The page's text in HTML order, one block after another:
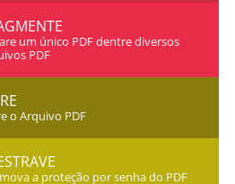
um único PDF dentre diversos
PDF
o Arquivo PDF
a proteção por senha do PDF